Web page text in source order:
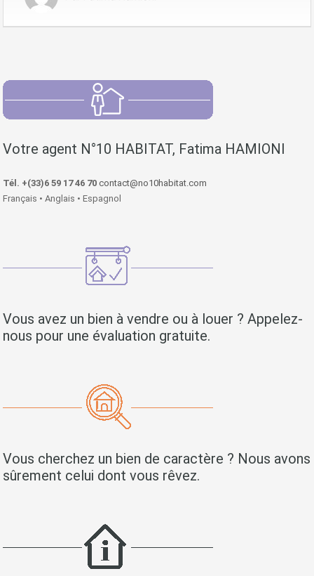
Votre agent N°10 HABITAT, Fatima HAMIONI
Tél. +(33)6 59 17 46 70 contact@no10habitat.com
Français • Anglais • Espagnol
Vous avez un bien à vendre ou à louer ? Appelez-
nous pour une évaluation gratuite.
Vous cherchez un bien de caractère ? Nous avons
sûrement celui dont vous rêvez.